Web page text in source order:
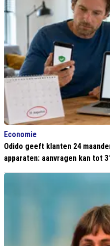
Economie
Odido geeft klanten 24
apparaten: aanvragen kan tot